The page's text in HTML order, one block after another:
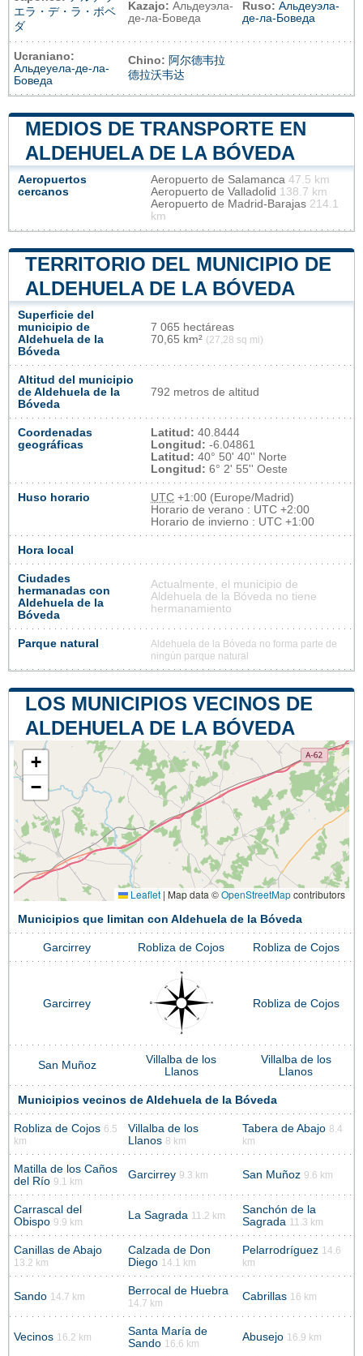
エラ・デ・ラ・ボベ
ダ
Kazajo: Альдеуэла-
де-ла-Боведа
Ruso: Альдеуэла-
де-ла-Боведа
Ucraniano:
Альдеуела-де-ла-
Боведа
Chino: 阿尔德韦拉
德拉沃韦达
MEDIOS DE TRANSPORTE EN
ALDEHUELA DE LA BÓVEDA
Aeropuertos
cercanos
Aeropuerto de Salamanca 47.5 km
Aeropuerto de Valladolid 138.7 km
Aeropuerto de Madrid-Barajas 214.1
km
TERRITORIO DEL MUNICIPIO DE
ALDEHUELA DE LA BÓVEDA
Superficie del
municipio de
Aldehuela de la
Bóveda
7 065 hectáreas
70,65 km² (27,28 sq mi)
Altitud del municipio
de Aldehuela de la
Bóveda
792 metros de altitud
Coordenadas
geográficas
Latitud: 40.8444
Longitud: -6.04861
Latitud: 40° 50' 40'' Norte
Longitud: 6° 2' 55'' Oeste
Huso horario UTC +1:00 (Europe/Madrid)
Horario de verano : UTC +2:00
Horario de invierno : UTC +1:00
Hora local
Ciudades
hermanadas con
Aldehuela de la
Bóveda
Actualmente, el municipio de
Aldehuela de la Bóveda no tiene
hermanamiento
Parque natural
Aldehuela de la Bóveda no forma parte de
ningún parque natural
LOS MUNICIPIOS VECINOS DE
ALDEHUELA DE LA BÓVEDA
+
−
Leaflet | Map data ©OpenStreetMapcontributors
Municipios que limitan con Aldehuela de la Bóveda
Garcirrey Robliza de Cojos Robliza de Cojos
Garcirrey Robliza de Cojos
San Muñoz
Villalba de los
Llanos
Villalba de los
Llanos
Municipios vecinos de Aldehuela de la Bóveda
Robliza de Cojos 6.5
km
Villalba de los
Llanos 8 km
Tabera de Abajo 8.4
km
Matilla de los Caños
del Río 9.1 km
Garcirrey 9.3 km San Muñoz 9.6 km
Carrascal del
Obispo 9.9 km
La Sagrada 11.2 km
Sanchón de la
Sagrada 11.3 km
Canillas de Abajo
13.2 km
Calzada de Don
Diego 14.1 km
Pelarrodríguez 14.6
km
Sando 14.7 km Berrocal de Huebra
14.7 km
Cabrillas 16 km
Vecinos 16.2 km
Santa María de
Sando 16.6 km
Abusejo 16.9 km